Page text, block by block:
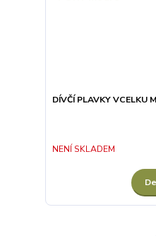
DÍVČÍ PLAVKY VCELKU
NENÍ SKLADEM